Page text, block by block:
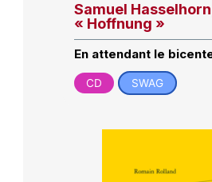
Samuel
« Hoffnung »
En attendant le
CD SWAG